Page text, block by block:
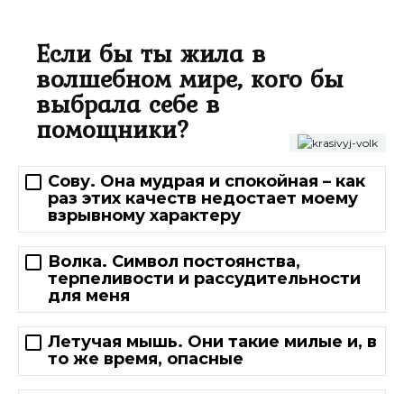
Если бы ты жила в
волшебном мире, кого бы
выбрала себе в
помощники?
Сову. Она мудрая и спокойная – как
раз этих качеств недостает моему
взрывному характеру
Волка. Символ постоянства,
терпеливости и рассудительности
для меня
Летучая мышь. Они такие милые и, в
то же время, опасные